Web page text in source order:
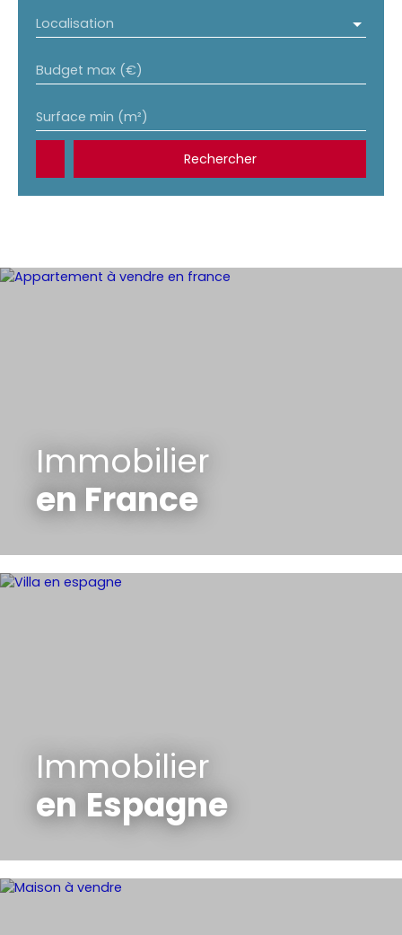
Localisation
Budget max (€)
Surface min (m²)
Rechercher
Immobilier
en France
Immobilier
en Espagne